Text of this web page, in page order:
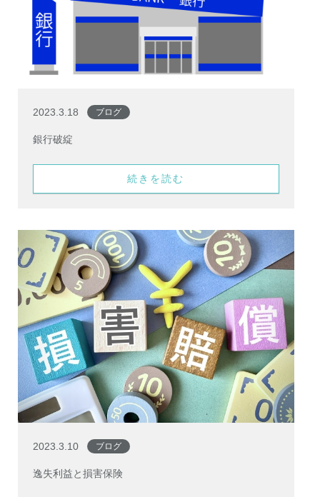
2023.3.18 ブログ
銀行破綻
続きを読む
2023.3.10 ブログ
逸失利益と損害保険